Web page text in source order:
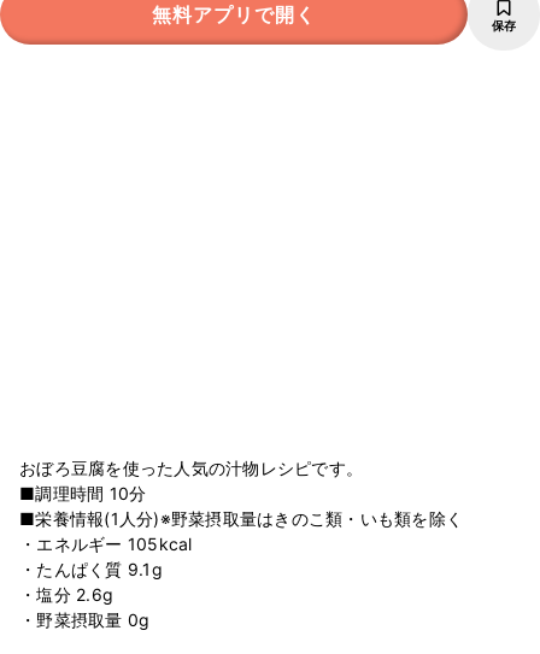
無料アプリで開く 保存
おぼろ豆腐を使った人気の汁物レシピです。
■調理時間 10分
■栄養情報(1人分)※野菜摂取量はきのこ類・いも類を除く
・エネルギー 105kcal
・たんぱく質 9.1g
・塩分 2.6g
・野菜摂取量 0g